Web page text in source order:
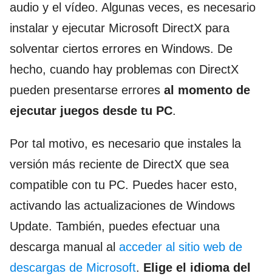
audio y el vídeo. Algunas veces, es necesario
instalar y ejecutar Microsoft DirectX para
solventar ciertos errores en Windows. De
hecho, cuando hay problemas con DirectX
pueden presentarse errores al momento de
ejecutar juegos desde tu PC.
Por tal motivo, es necesario que instales la
versión más reciente de DirectX que sea
compatible con tu PC. Puedes hacer esto,
activando las actualizaciones de Windows
Update. También, puedes efectuar una
descarga manual al acceder al sitio web de
descargas de Microsoft. Elige el idioma del